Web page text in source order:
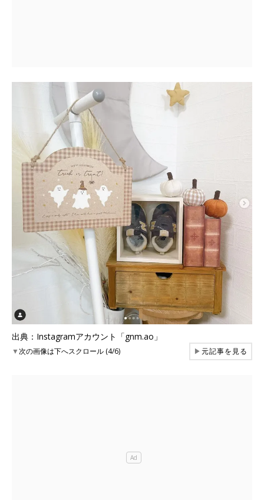
出典：Instagramアカウント「gnm.ao」
▼次の画像は下へスクロール (4/6) ▶元記事を見る